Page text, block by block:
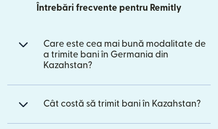
Întrebări frecvente pentru Remitly
Care este cea mai bună modalitate de
a trimite bani în Germania din
Kazahstan?
Cât costă să trimit bani în Kazahstan?